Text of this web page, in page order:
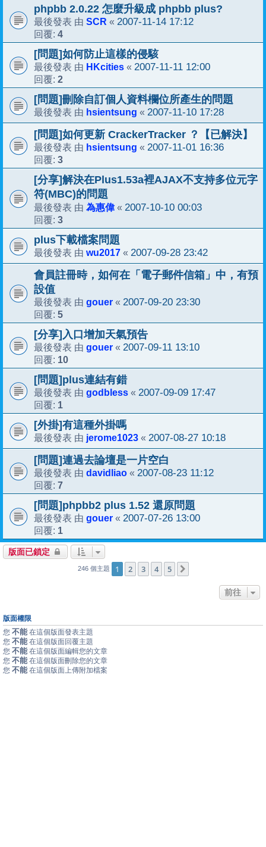
phpbb 2.0.22 怎麼升級成 phpbb plus?
最後發表 由 SCR « 2007-11-14 17:12
回覆: 4
[問題]如何防止這樣的侵駭
最後發表 由 HKcities « 2007-11-11 12:00
回覆: 2
[問題]刪除自訂個人資料欄位所產生的問題
最後發表 由 hsientsung « 2007-11-10 17:28
[問題]如何更新 CrackerTracker ？【已解決】
最後發表 由 hsientsung « 2007-11-01 16:36
回覆: 3
[分享]解決在Plus1.53a裡AJAX不支持多位元字
符(MBC)的問題
最後發表 由 為惠偉« 2007-10-10 00:03
回覆: 3
plus下載檔案問題
最後發表 由 wu2017 « 2007-09-28 23:42
會員註冊時，如何在「電子郵件信箱」中，有預
設值
最後發表 由 gouer « 2007-09-20 23:30
回覆: 5
[分享]入口增加天氣預告
最後發表 由 gouer « 2007-09-11 13:10
回覆: 10
[問題]plus連結有錯
最後發表 由 godbless « 2007-09-09 17:47
回覆: 1
[外掛]有這種外掛嗎
最後發表 由 jerome1023 « 2007-08-27 10:18
[問題]連過去論壇是一片空白
最後發表 由 davidliao « 2007-08-23 11:12
回覆: 7
[問題]phpbb2 plus 1.52 還原問題
最後發表 由 gouer « 2007-07-26 13:00
回覆: 1
版面已鎖定
246 個主題 1 2 3 4 5
前往
版面權限
您 不能 在這個版面發表主題
您 不能 在這個版面回覆主題
您 不能 在這個版面編輯您的文章
您 不能 在這個版面刪除您的文章
您 不能 在這個版面上傳附加檔案